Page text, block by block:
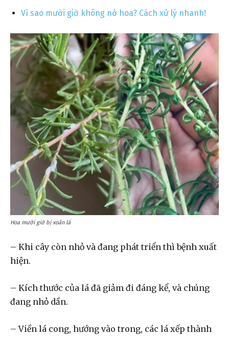
Vì sao mười giờ không nở hoa? Cách xử lý nhanh!
Hoa mười giờ bị xoăn lá
– Khi cây còn nhỏ và đang phát triển thì bệnh xuất
hiện.
– Kích thước của lá đã giảm đi đáng kể, và chúng
đang nhỏ dần.
– Viền lá cong, hướng vào trong, các lá xếp thành